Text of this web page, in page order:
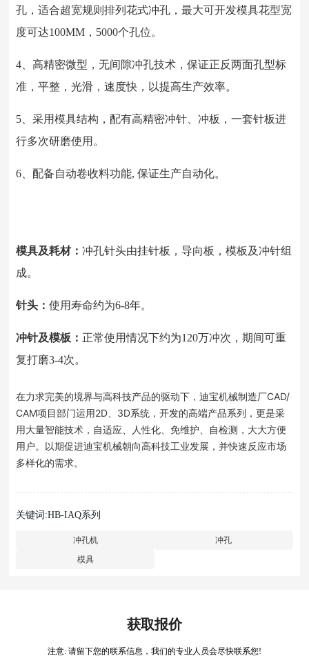
孔，适合超宽规则排列花式冲孔，最大可开发模具花型宽
度可达100MM，5000个孔位。
4、高精密微型，无间隙冲孔技术，保证正反两面孔型标
准，平整，光滑，速度快，以提高生产效率。
5、采用模具结构，配有高精密冲针、冲板，一套针板进
行多次研磨使用。
6、配备自动卷收料功能, 保证生产自动化。
模具及耗材：冲孔针头由挂针板，导向板，模板及冲针组
成。
针头：使用寿命约为6-8年。
冲针及模板： 正常使用情况下约为120万冲次，期间可重
复打磨3-4次。
在力求完美的境界与高科技产品的驱动下，迪宝机械制造厂CAD/
CAM项目部门运用2D、3D系统，开发的高端产品系列，更是采
用大量智能技术，自适应、人性化、免维护、自检测，大大方便
用户。以期促进迪宝机械朝向高科技工业发展，并快速反应市场
多样化的需求。
关键词:HB-IAQ系列
冲孔机
冲孔
模具
获取报价
注意: 请留下您的联系信息，我们的专业人员会尽快联系您!